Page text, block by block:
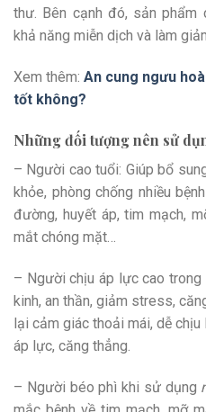
thư. Bên cạnh đó, sản phẩm
khả năng miễn dịch và làm
Xem thêm: An cung ngưu
tốt không?
Những đối tượng nên sử
– Người cao tuổi: Giúp bổ
khỏe, phòng chống nhiều
đường, huyết áp, tim mạch,
mắt chóng mặt…
– Người chịu áp lực cao trong
kinh, an thần, giảm stress,
lại cảm giác thoải mái, dễ
áp lực, căng thẳng.
– Người béo phì khi sử dụng